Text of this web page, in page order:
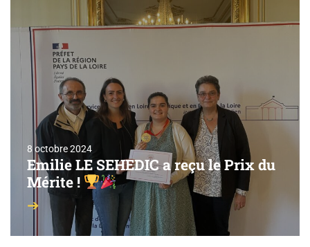
8 octobre 2024
Emilie LE SEHEDIC a reçu le Prix du
Mérite !